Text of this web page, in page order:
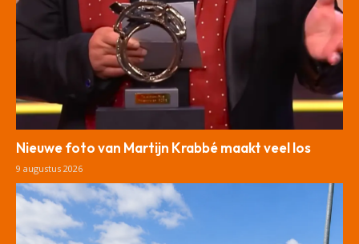
Nieuwe foto van Martijn Krabbé maakt veel los
9 augustus 2026